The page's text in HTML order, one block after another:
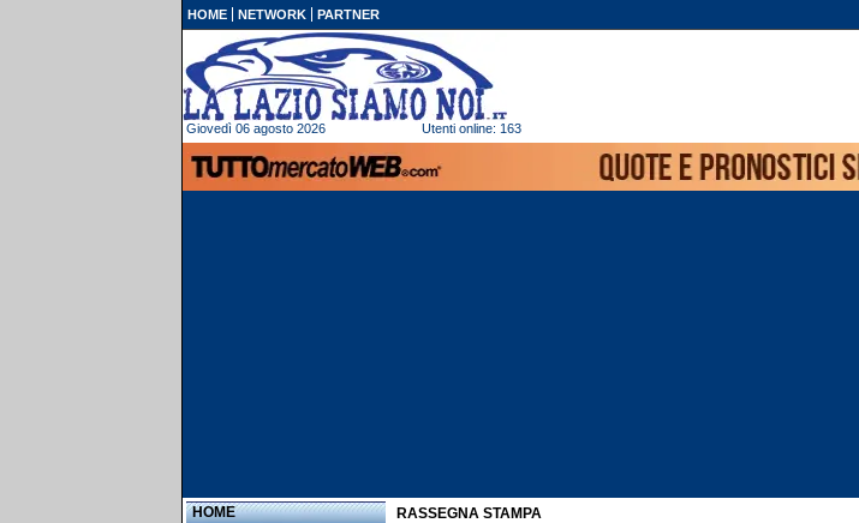
HOME NETWORK PARTNER
Giovedì 06 agosto 2026 Utenti online: 163
HOME
RASSEGNA STAMPA